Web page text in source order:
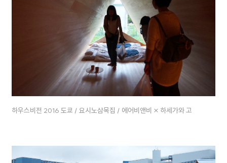
하우스비전 2016 도쿄 / 요시노삼목집 / 에어비앤비 × 하세가와 고